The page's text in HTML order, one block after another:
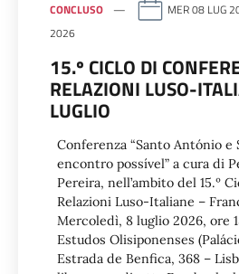
CONCLUSO MER 08 LUG
2026
15.º CICLO DI
RELAZIONI LUSO-
LUGLIO
Conferenza “Santo António e
encontro possível” a cura di
Pereira, nell’ambito del 15.º
Relazioni Luso-Italiane –
Mercoledì, 8 luglio 2026, ore
Estudos Olisiponenses
Estrada de Benfica, 368 –